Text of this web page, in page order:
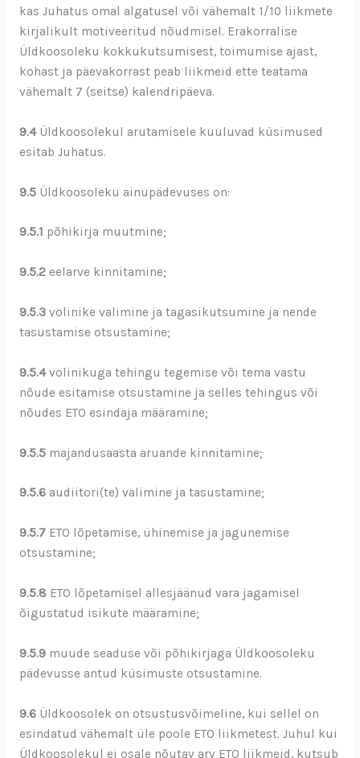
kas Juhatus omal algatusel või vähemalt 1/10 liikmete
kirjalikult motiveeritud nõudmisel. Erakorralise
Üldkoosoleku kokkukutsumisest, toimumise ajast,
kohast ja päevakorrast peab liikmeid ette teatama
vähemalt 7 (seitse) kalendripäeva.
9.4Üldkoosolekul arutamisele kuuluvad küsimused
esitab Juhatus.
9.5Üldkoosoleku ainupädevuses on:
9.5.1 põhikirja muutmine;
9.5.2eelarve kinnitamine;
9.5.3volinike valimine ja tagasikutsumine ja nende
tasustamise otsustamine;
9.5.4volinikuga tehingu tegemise või tema vastu
nõude esitamise otsustamine ja selles tehingus või
nõudes ETO esindaja määramine;
9.5.5majandusaasta aruande kinnitamine;
9.5.6audiitori(te) valimine ja tasustamine;
9.5.7ETO lõpetamise, ühinemise ja jagunemise
otsustamine;
9.5.8ETO lõpetamisel allesjäänud vara jagamisel
õigustatud isikute määramine;
9.5.9muude seaduse või põhikirjaga Üldkoosoleku
pädevusse antud küsimuste otsustamine.
9.6Üldkoosolek on otsustusvõimeline, kui sellel on
esindatud vähemalt üle poole ETO liikmetest. Juhul kui
Üldkoosolekul ei osale nõutav arv ETO liikmeid, kutsub